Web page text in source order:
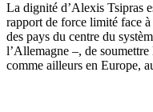
La dignité d’Alexis Tsipras
rapport de force limité face
des pays du centre du
l’Allemagne –, de
comme ailleurs en Europe,